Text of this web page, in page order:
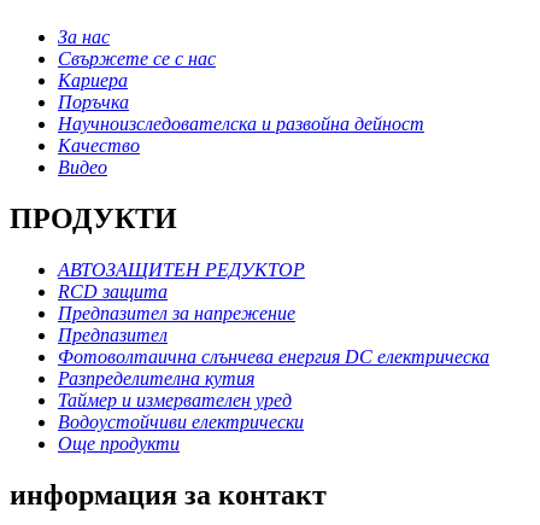
За нас
Свържете се с нас
Кариера
Поръчка
Научноизследователска и развойна дейност
Качество
Видео
ПРОДУКТИ
АВТОЗАЩИТЕН РЕДУКТОР
RCD защита
Предпазител за напрежение
Предпазител
Фотоволтаична слънчева енергия DC електрическа
Разпределителна кутия
Таймер и измервателен уред
Водоустойчиви електрически
Още продукти
информация за контакт